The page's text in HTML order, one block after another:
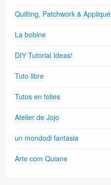
Quilting, Patchwork & Appliqué
La bobine
DIY Tutorial Ideas!
Tuto libre
Tutos en folies
Atelier de Jojo
un mondodi fantasia
Arte com Quiane